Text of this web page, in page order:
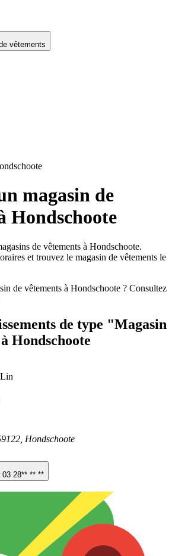
vêtements
magasin de
Hondschoote
de vêtements à Hondschoote.
et trouvez le magasin de vêtements le
de vêtements à Hondschoote ? Consultez
de type "Magasin
à Hondschoote
Hondschoote
03 28** ** **